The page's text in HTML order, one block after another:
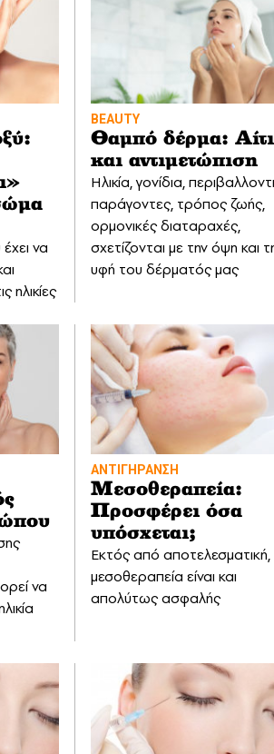
να
ηλικίες
BEAUTY
Θαμπό δέρμα:
και αντιμετώπιση
Ηλικία, γονίδια,
παράγοντες, τρόπος ζωής,
ορμονικές διαταραχές,
σχετίζονται με την όψη και
υφή του δέρματός μας
να
ΑΝΤΙΓΗΡΑΝΣΗ
Μεσοθεραπεία:
Προσφέρει όσα
υπόσχεται;
Εκτός από αποτελεσματική,
μεσοθεραπεία είναι και
απολύτως ασφαλής